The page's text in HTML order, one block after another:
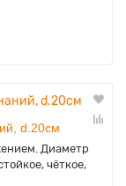
d.20см
Диаметр
чёткое,